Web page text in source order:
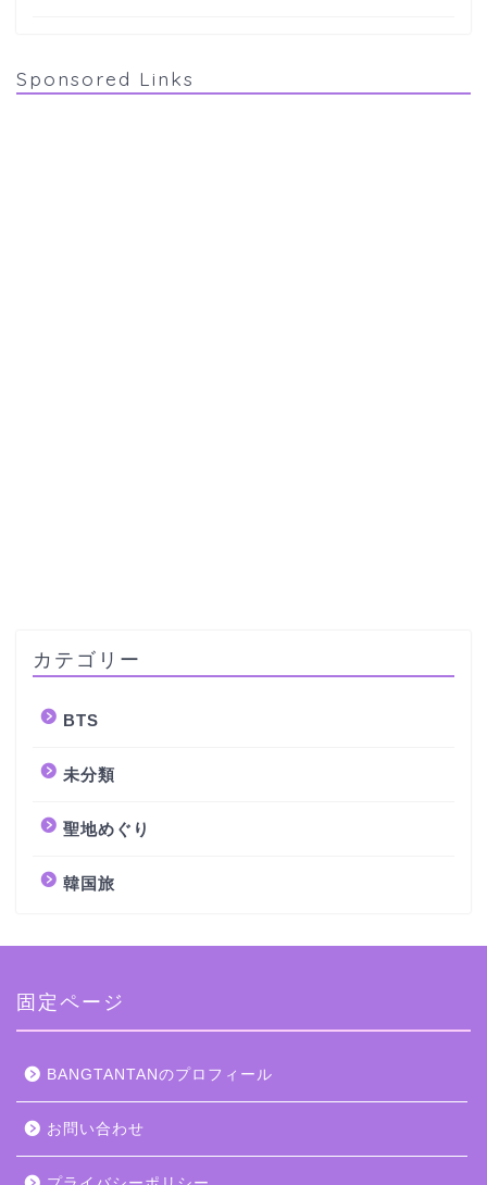
Sponsored Links
カテゴリー
BTS
未分類
聖地めぐり
韓国旅
固定ページ
BANGTANTANのプロフィール
お問い合わせ